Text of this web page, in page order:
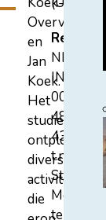
Overvest
en
Jan
Koek.
Het
ontplooit
diverse
activiteiten
die
NL31
INGB
0007
4852
43
t.n.v.
Stichting
Mehen
te